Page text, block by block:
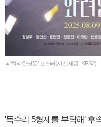
▲'화려한날들' 포스터(사진제공=KBS2)
'독수리 5형제를 부탁해' 후